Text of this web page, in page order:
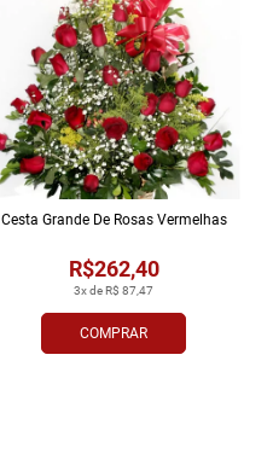
COMPRAR
3x de R$ 87,47
R$262,40
Cesta Grande De Rosas Vermelhas